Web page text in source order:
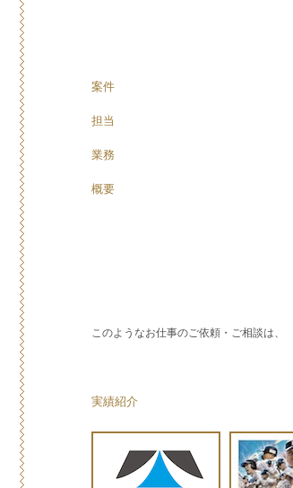
案件
担当
業務
概要
このようなお仕事のご依頼・ご相談は、
実績紹介